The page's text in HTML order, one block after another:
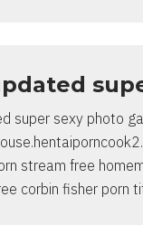
super sexy photo
stream free
corbin fisher porn